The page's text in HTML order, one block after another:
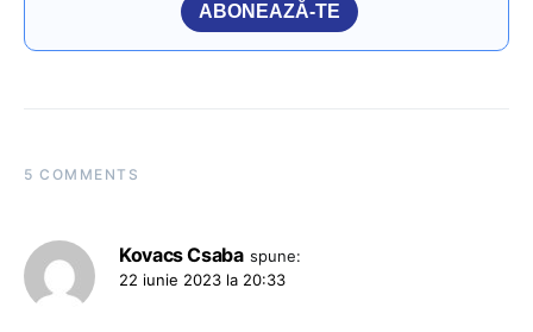
ABONEAZĂ-TE
5 COMMENTS
Kovacs Csaba spune:
22 iunie 2023 la 20:33